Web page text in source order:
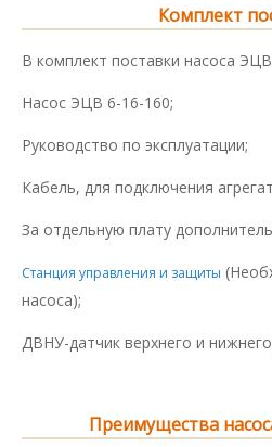
Комплект
В комплект поставки насоса
Насос ЭЦВ 6-16-160;
Руководство по эксплуатации;
Кабель, для подключения
За отдельную плату
Станция управления и защиты
насоса);
ДВНУ-датчик верхнего и
Преимущества